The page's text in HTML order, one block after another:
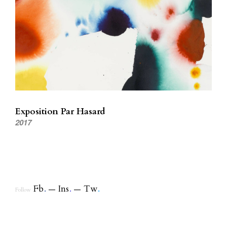
Exposition Par Hasard
2017
Follow Fb. Ins. Tw.